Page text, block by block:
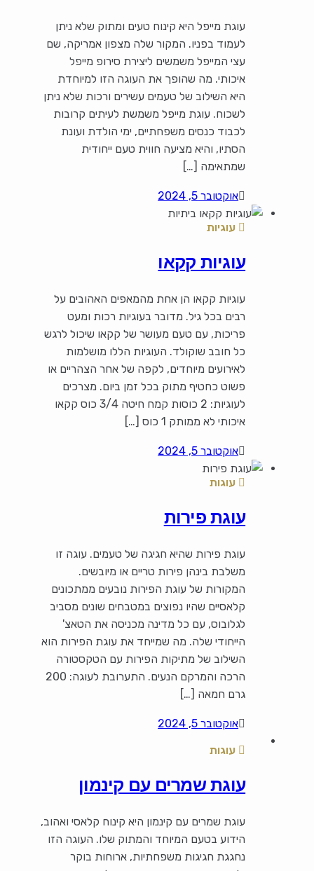
עוגת מייפל היא קינוח טעים ומתוק שלא ניתן
לעמוד בפניו. המקור שלה מצפון אמריקה, שם
עצי המייפל משמשים ליצירת סירופ מייפל
איכותי. מה שהופך את העוגה הזו למיוחדת
היא השילוב של טעמים עשירים ורכות שלא ניתן
לשכוח. עוגת מייפל משמשת לעיתים קרובות
לכבוד כנסים משפחתיים, ימי הולדת ועונת
הסתיו, והיא מציעה חווית טעם ייחודית
שמתאימה […]
אוקטובר 5, 2024
עוגיות
עוגיות קקאו
עוגיות קקאו הן אחת מהמאפים האהובים על
רבים בכל גיל. מדובר בעוגיות רכות ומעט
פריכות, עם טעם מעושר של קקאו שיכול לרגש
כל חובב שוקולד. העוגיות הללו מושלמות
לאירועים מיוחדים, לקפה של אחר הצהריים או
פשוט כחטיף מתוק בכל זמן ביום. מצרכים
לעוגיות: 2 כוסות קמח חיטה 3/4 כוס קקאו
איכותי לא ממותק 1 כוס […]
אוקטובר 5, 2024
עוגות
עוגת פירות
עוגת פירות שהיא חגיגה של טעמים. עוגה זו
משלבת בינהן פירות טריים או מיובשים.
המקורות של עוגת הפירות נובעים ממתכונים
קלאסיים שהיו נפוצים במטבחים שונים מסביב
לגלובוס, עם כל מדינה מכניסה את הטאצ'
הייחודי שלה. מה שמייחד את עוגת הפירות הוא
השילוב של מתיקות הפירות עם הטקסטורה
הרכה והמרקם הנעים. התערובת לעוגה: 200
גרם חמאה […]
אוקטובר 5, 2024
עוגות
עוגת שמרים עם קינמון
עוגת שמרים עם קינמון היא קינוח קלאסי ואהוב,
הידוע בטעם המיוחד והמתוק שלו. העוגה הזו
נחגגת חגיגות משפחתיות, ארוחות בוקר